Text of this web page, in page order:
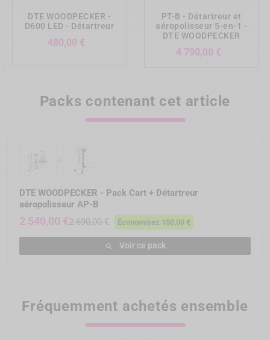
DTE WOODPECKER -
D600 LED - Détartreur
480,00 €
PT-B - Détartreur et
aéropolisseur 5-en-1 -
DTE WOODPECKER
4 790,00 €
Packs contenant cet article
DTE WOODPECKER - Pack Cart + Détartreur
aéropolisseur AP-B
2 540,00 €2 690,00 € Économisez 150,00 €
 Voir ce pack
Fréquemment achetés ensemble